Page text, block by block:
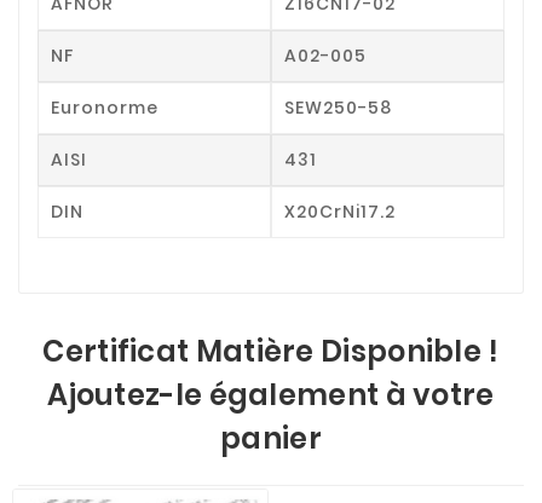
NF A02-005
Euronorme SEW250-58
AISI 431
DIN X20CrNi17.2
Certificat Matière Disponible !
Ajoutez-le également à votre
panier